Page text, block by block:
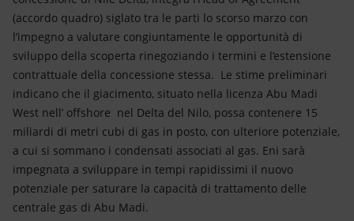
(accordo quadro) siglato tra le parti lo scorso marzo con
l’impegno a valutare congiuntamente le opportunità di
sviluppo della scoperta rinegoziando i termini e l’estensione
contrattuale della concessione stessa. Le stime preliminari
indicano che il giacimento, situato nella licenza Abu Madi
West nell’ offshore nel Delta del Nilo, possa contenere 15
miliardi di metri cubi di gas in posto, con ulteriore potenziale,
a cui si sommano i condensati associati al gas. Eni sarà
impegnata a sviluppare in tempi rapidissimi il nuovo
potenziale per saturare la capacità di trattamento delle
centrale gas di Abu Madi.